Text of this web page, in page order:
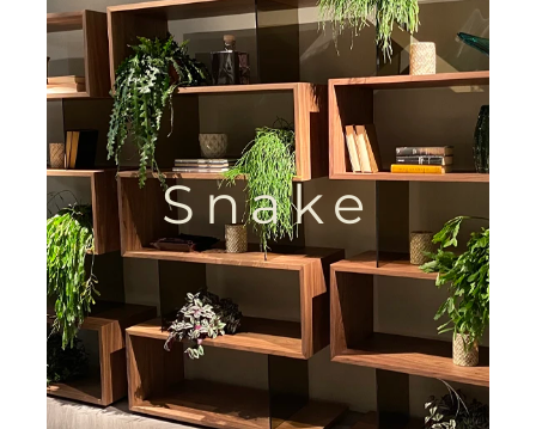
Snake